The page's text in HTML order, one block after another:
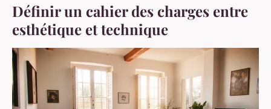
Définir un cahier des charges entre
esthétique et technique